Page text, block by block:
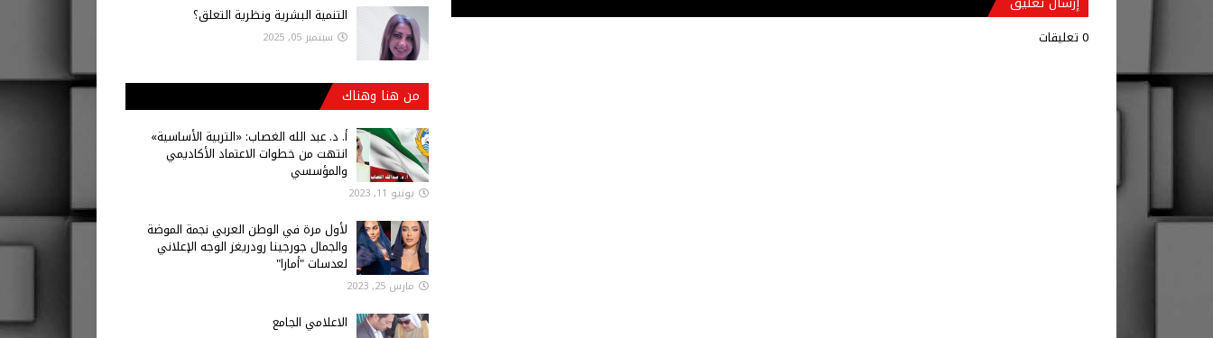
0 تعليقات
التنمية البشرية ونظرية التعلق؟
سبتمبر 05, 2025
من هنا وهناك
أ‌. د. عبد الله الغصاب: «التربية الأساسية»
انتهت من خطوات الاعتماد الأكاديمي
والمؤسسي
يونيو 11, 2023
لأول مرة في الوطن العربي نجمة الموضة
والجمال جورجينا رودريغز الوجه الإعلاني
لعدسات "أمارا"
مارس 25, 2023
الاعلامي الجامع